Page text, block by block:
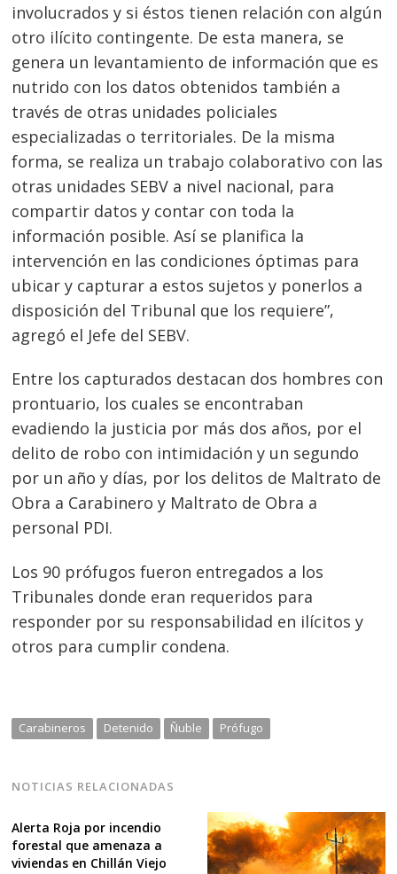
involucrados y si éstos tienen relación con algún
otro ilícito contingente. De esta manera, se
genera un levantamiento de información que es
nutrido con los datos obtenidos también a
través de otras unidades policiales
especializadas o territoriales. De la misma
forma, se realiza un trabajo colaborativo con las
otras unidades SEBV a nivel nacional, para
compartir datos y contar con toda la
información posible. Así se planifica la
intervención en las condiciones óptimas para
ubicar y capturar a estos sujetos y ponerlos a
disposición del Tribunal que los requiere”,
agregó el Jefe del SEBV.
Entre los capturados destacan dos hombres con
prontuario, los cuales se encontraban
evadiendo la justicia por más dos años, por el
delito de robo con intimidación y un segundo
por un año y días, por los delitos de Maltrato de
Obra a Carabinero y Maltrato de Obra a
personal PDI.
Los 90 prófugos fueron entregados a los
Tribunales donde eran requeridos para
responder por su responsabilidad en ilícitos y
otros para cumplir condena.
Carabineros Detenido Ñuble Prófugo
NOTICIAS RELACIONADAS
Alerta Roja por incendio
forestal que amenaza a
viviendas en Chillán Viejo
Navegación
de
entradas